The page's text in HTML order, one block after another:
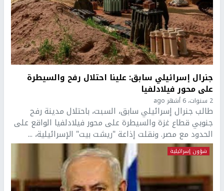
جنرال إسرائيلي سابق: علينا احتلال رفح والسيطرة
على محور فيلادلفيا
2 سنوات، 6 أشهر ago
طالب جنرال إسرائيلي سابق، السبت، باحتلال مدينة رفح
جنوبي قطاع غزة والسيطرة على محور فيلادلفيا الواقع على
الحدود مع مصر. ونقلت إذاعة "ريشت بيت" الإسرائيلية، ...
شؤون إسرائيلية